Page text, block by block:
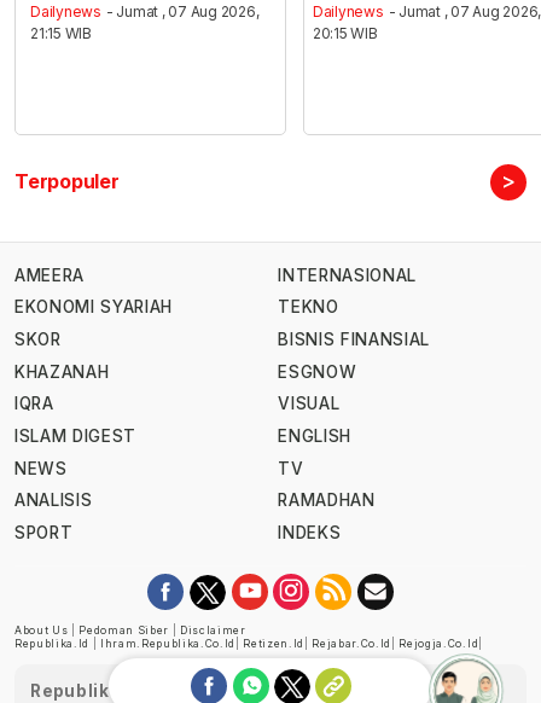
Dailynews - Jumat , 07 Aug 2026,
21:15 WIB
Dailynews - Jumat , 07 Aug 2026,
20:15 WIB
Terpopuler >
AMEERA
EKONOMI SYARIAH
SKOR
KHAZANAH
IQRA
ISLAM DIGEST
NEWS
ANALISIS
SPORT
INTERNASIONAL
TEKNO
BISNIS FINANSIAL
ESGNOW
VISUAL
ENGLISH
TV
RAMADHAN
INDEKS
About Us Pedoman Siber
Disclaimer
Republika.id
Ihram.republika.co.id Retizen.id Rejabar.co.id Rejogja.co.id
Republika telah diverifikasi oleh Dewan Pers